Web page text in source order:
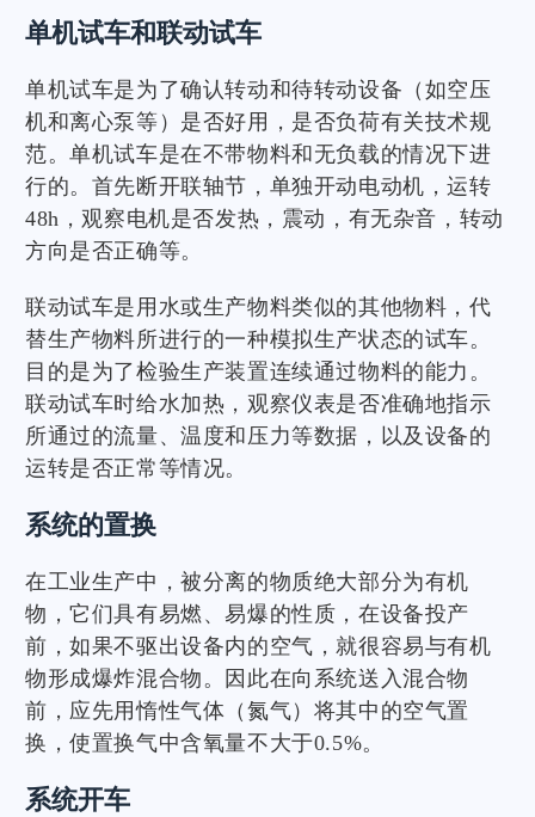
单机试车和联动试车
单机试车是为了确认转动和待转动设备（如空压
机和离心泵等）是否好用，是否负荷有关技术规
范。单机试车是在不带物料和无负载的情况下进
行的。首先断开联轴节，单独开动电动机，运转
48h，观察电机是否发热，震动，有无杂音，转动
方向是否正确等。
联动试车是用水或生产物料类似的其他物料，代
替生产物料所进行的一种模拟生产状态的试车。
目的是为了检验生产装置连续通过物料的能力。
联动试车时给水加热，观察仪表是否准确地指示
所通过的流量、温度和压力等数据，以及设备的
运转是否正常等情况。
系统的置换
在工业生产中，被分离的物质绝大部分为有机
物，它们具有易燃、易爆的性质，在设备投产
前，如果不驱出设备内的空气，就很容易与有机
物形成爆炸混合物。因此在向系统送入混合物
前，应先用惰性气体（氮气）将其中的空气置
换，使置换气中含氧量不大于0.5%。
系统开车